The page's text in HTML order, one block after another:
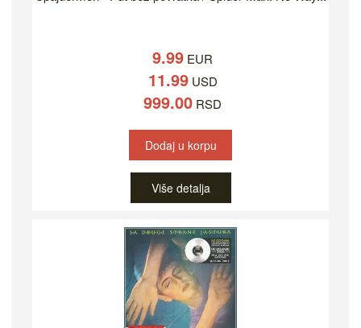
9.99 EUR
11.99USD
999.00 RSD
Dodaj u korpu
Više detalja